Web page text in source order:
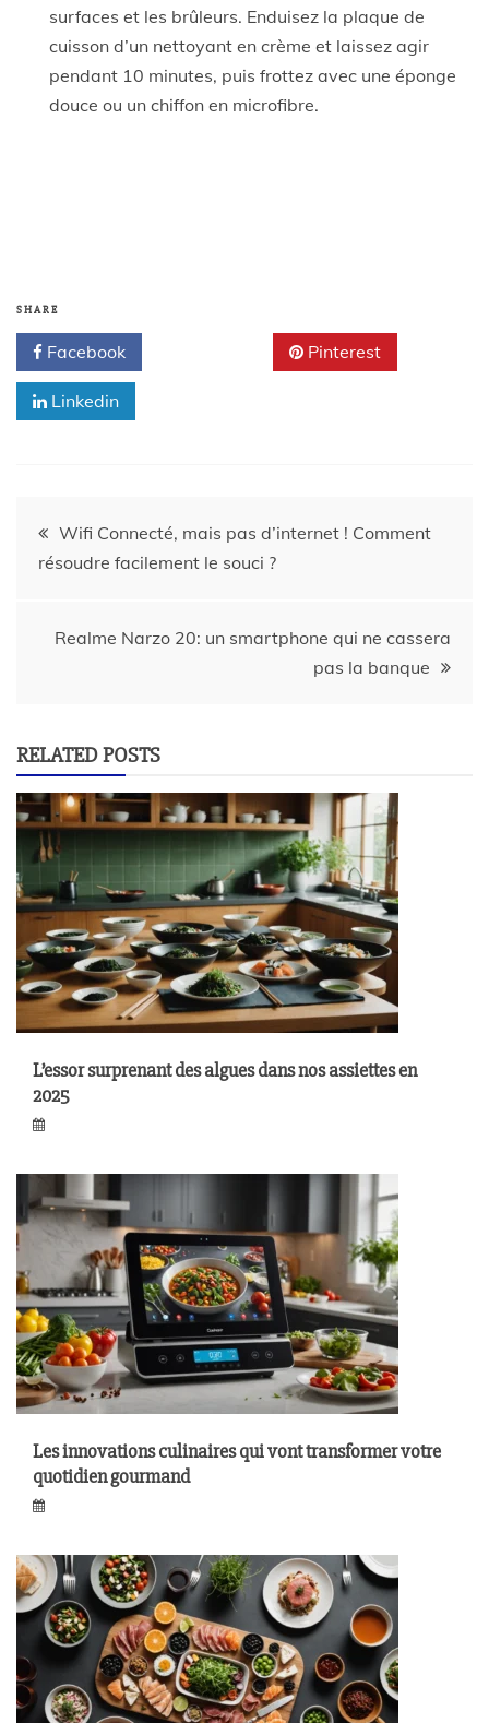
surfaces et les brûleurs. Enduisez la plaque de
cuisson d’un nettoyant en crème et laissez agir
pendant 10 minutes, puis frottez avec une éponge
douce ou un chiffon en microfibre.
SHARE
Facebook Pinterest
Linkedin
Wifi Connecté, mais pas d’internet ! Comment
résoudre facilement le souci ?
Realme Narzo 20: un smartphone qui ne cassera
pas la banque
RELATED POSTS
L’essor surprenant des algues dans nos assiettes en
2025
Les innovations culinaires qui vont transformer votre
quotidien gourmand